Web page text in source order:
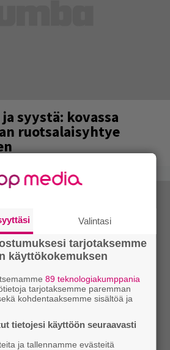
syystä: kovassa
ruotsalaisyhtye
Valintasi
tarjotaksemme
käyttökokemuksen
89 teknologiakumppania
tarjotaksemme paremman
kohdentaaksemme sisältöä ja
tietojesi käyttöön seuraavasti
ja tallennamme evästeitä